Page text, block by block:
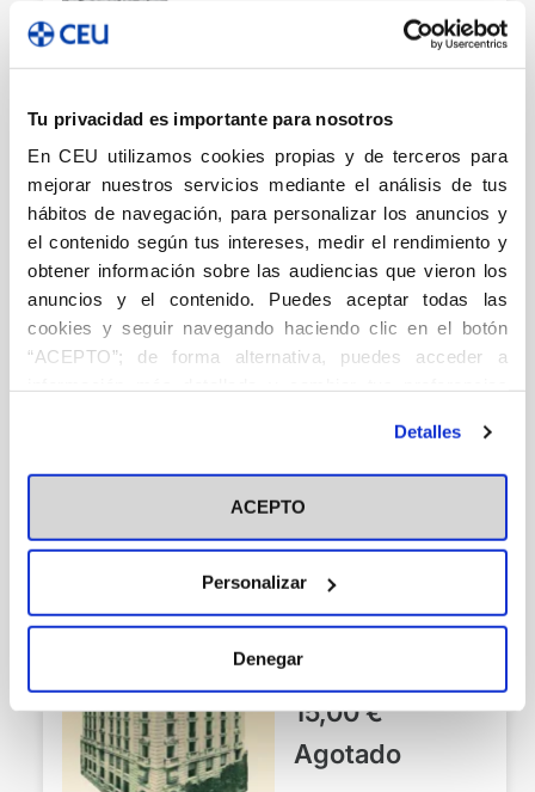
Tu privacidad es importante para nosotros
En CEU utilizamos cookies propias y de terceros para
mejorar nuestros servicios mediante el análisis de tus
hábitos de navegación, para personalizar los anuncios y
el contenido según tus intereses, medir el rendimiento y
obtener información sobre las audiencias que vieron los
anuncios y el contenido. Puedes aceptar todas las
cookies y seguir navegando haciendo clic en el botón
“ACEPTO”; de forma alternativa, puedes acceder a
en el botón "Personalizar". Para más información puedes
visitar nuestra Política de Cookies
Detalles
ACEPTO
Personalizar
Denegar
comunicación en
España. Apuntes
para un tiempo de
cambio
Periodismo
Cantavella, Juan
Oceja, José Francisco
10,00 €
Debate
Cantavella, Juan
15,00€
Agotado